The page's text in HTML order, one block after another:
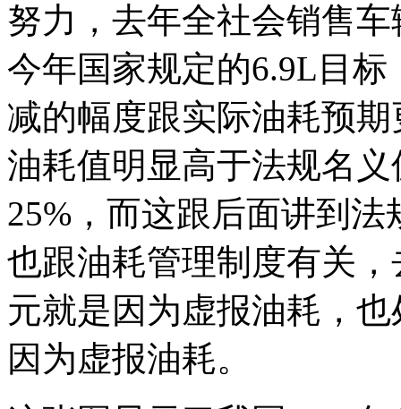
努力，去年全社会销售
今年国家规定的6.9L目
减的幅度跟实际油耗预
油耗值明显高于法规名
25%，而这跟后面讲到
也跟油耗管理制度有关
元就是因为虚报油耗，
因为虚报油耗。